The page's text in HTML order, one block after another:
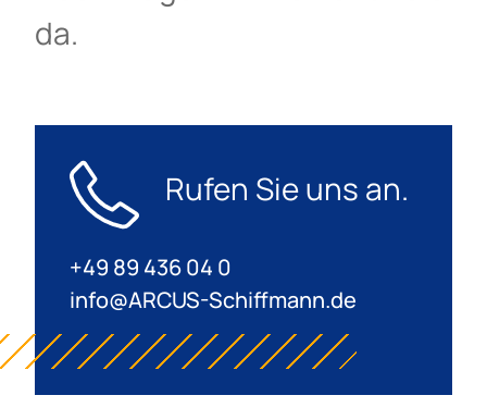
da.
Rufen Sie uns an.
+49 89 436 04 0
info@ARCUS-Schiffmann.de